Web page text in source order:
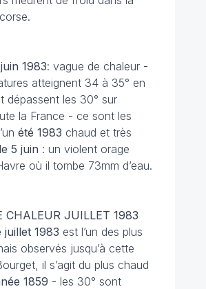
1983: vague de chaleur -
atteignent 34 à 35° en
dépassent les 30° sur
la France - ce sont les
été 1983 chaud et très
le 5 juin : un violent orage
où il tombe 73mm d’eau.
CHALEUR JUILLET 1983
juillet 1983 est l’un des plus
observés jusqu’à cette
il s’agit du plus chaud
1859 - les 30° sont